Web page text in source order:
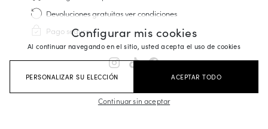
Configurar mis cookies
Al continuar navegando en el sitio, usted acepta el uso de cookies
PERSONALIZAR SU ELECCIÓN ACEPTAR TODO
Continuar sin aceptar
Cosido Goodyear
Derbies y Richelieu
Zapatos Richelieu Hombre
Mocasines
Maletines Business
Zapatillas Blancas Hombre
Devoluciones gratuitasver condiciones
Pago seguro